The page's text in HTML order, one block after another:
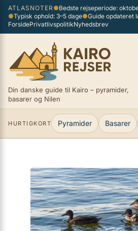
Spring
indhold
ATLASNOTER ●Bedste rejseperiode:
●Typisk ophold: 3–5 dage●Guide opdateret
ForsidePrivatlivspolitikNyhedsbrev
Din danske guide til Kairo – pyramider,
basarer og Nilen
HURTIGKORT Pyramider Basarer